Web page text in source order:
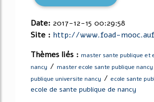
Date: 2017-12-15 00:29:58
Site : http://www.foad-
Thèmes liés : master sante publique et
nancy / master ecole sante publique nancy
publique universite nancy / ecole sante
ecole de sante publique de nancy